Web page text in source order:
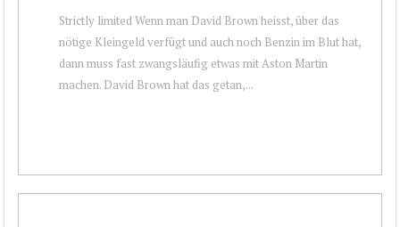
Strictly limited Wenn man David Brown heisst, über das
nötige Kleingeld verfügt und auch noch Benzin im Blut hat,
dann muss fast zwangsläufig etwas mit Aston Martin
machen. David Brown hat das getan,...